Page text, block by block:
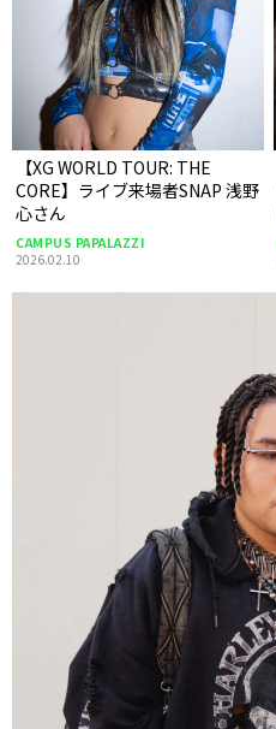
【XG WORLD TOUR: THE
CORE】ライブ来場者SNAP 浅野
心さん
CAMPUS PAPALAZZI
2026.02.10